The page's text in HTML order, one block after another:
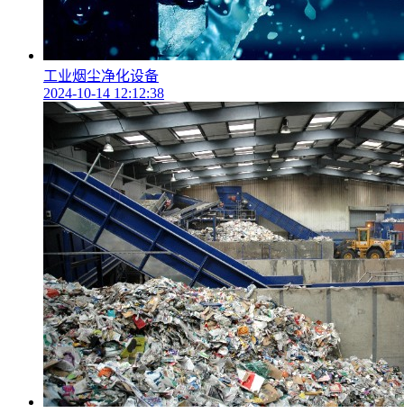
工业烟尘净化设备
2024-10-14 12:12:38